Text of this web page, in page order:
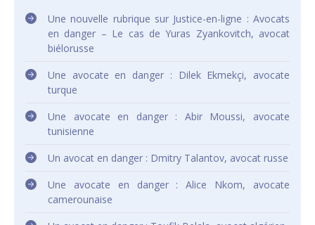
Une nouvelle rubrique sur Justice-en-ligne : Avocats
en danger – Le cas de Yuras Zyankovitch, avocat
biélorusse
Une avocate en danger : Dilek Ekmekçi, avocate
turque
Une avocate en danger : Abir Moussi, avocate
tunisienne
Un avocat en danger : Dmitry Talantov, avocat russe
Une avocate en danger : Alice Nkom, avocate
camerounaise